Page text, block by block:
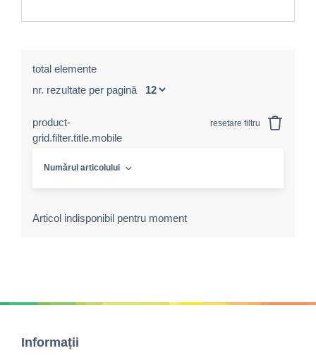
total elemente
nr. rezultate per pagină
product-
grid.filter.title.mobile
resetare filtru
Numărul articolului
Articol indisponibil pentru moment
Informații